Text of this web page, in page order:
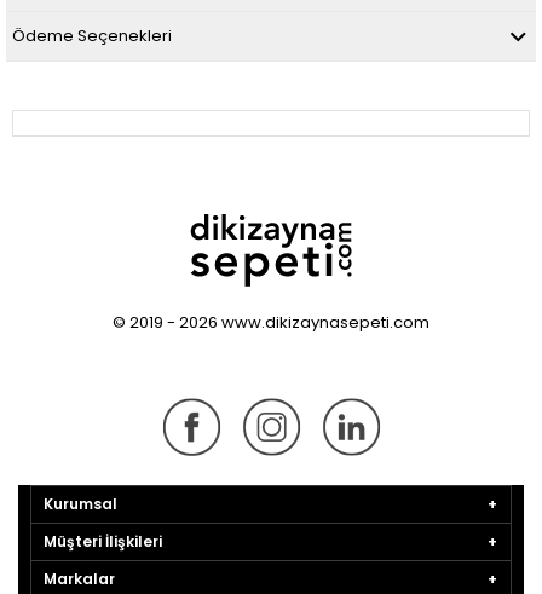
Ödeme Seçenekleri
© 2019 - 2026 www.dikizaynasepeti.com
Kurumsal
Müşteri İlişkileri
Markalar